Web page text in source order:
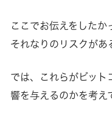
ここでお伝えをしたか
それなりのリスクがあ
では、これらがビッ
響を与えるのかを考え